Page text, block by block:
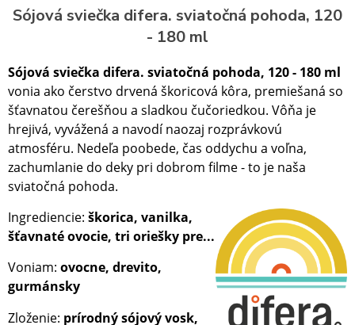
Sójová sviečka difera. sviatočná pohoda, 120
- 180 ml
Sójová sviečka difera. sviatočná pohoda, 120 - 180 ml
vonia ako čerstvo drvená škoricová kôra, premiešaná so
šťavnatou čerešňou a sladkou čučoriedkou. Vôňa je
hrejivá, vyvážená a navodí naozaj rozprávkovú
atmosféru. Nedeľa poobede, čas oddychu a voľna,
zachumlanie do deky pri dobrom filme - to je naša
sviatočná pohoda.
Ingrediencie: škorica, vanilka,
šťavnaté ovocie, tri oriešky pre...
Voniam: ovocne, drevito,
gurmánsky
Zloženie: prírodný sójový vosk,